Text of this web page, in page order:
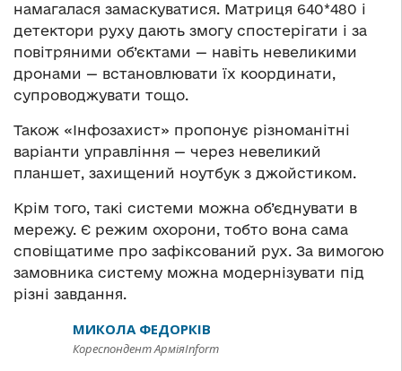
намагалася замаскуватися. Матриця 640*480 і
детектори руху дають змогу спостерігати і за
повітряними об’єктами — навіть невеликими
дронами — встановлювати їх координати,
супроводжувати тощо.
Також «Інфозахист» пропонує різноманітні
варіанти управління — через невеликий
планшет, захищений ноутбук з джойстиком.
Крім того, такі системи можна об’єднувати в
мережу. Є режим охорони, тобто вона сама
сповіщатиме про зафіксований рух. За вимогою
замовника систему можна модернізувати під
різні завдання.
МИКОЛА ФЕДОРКІВ
Кореспондент АрміяInform